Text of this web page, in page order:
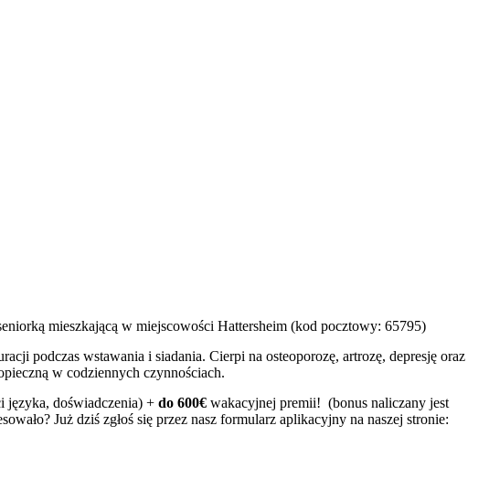
mieszkającą w miejscowości Hattersheim (kod pocztowy: 65795)
podczas wstawania i siadania. Cierpi na osteoporozę, artrozę, depresję oraz
w codziennych czynnościach.
języka, doświadczenia) + do 600€ wakacyjnej premii! (bonus naliczany jest
Już dziś zgłoś się przez nasz formularz aplikacyjny na naszej stronie: